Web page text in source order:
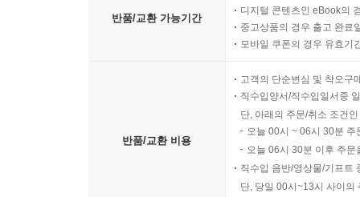
반품/교환 가능기간
디지털 콘텐츠인 eBook의
중고상품의 경우 출고 완료
모바일 쿠폰의 경우 유효기
반품/교환 비용
고객의 단순변심 및 착오구
직수입양서/직수입일서중
단, 아래의 주문/취소 조건
오늘 00시 ~ 06시 30분
오늘 06시 30분 이후 주
직수입 음반/영상물/기프트
단, 당일 00시~13시 사이의